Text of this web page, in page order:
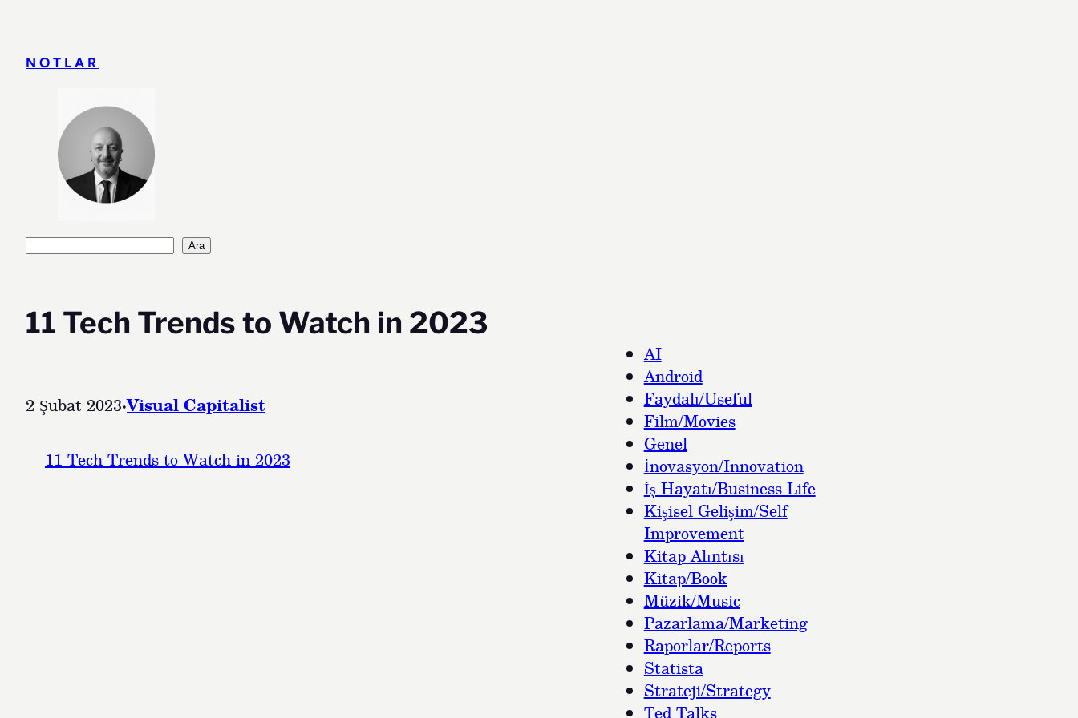
NOTLAR
Ara Ara
11 Tech Trends to Watch in 2023
2 Şubat 2023·Visual Capitalist
11 Tech Trends to Watch in 2023
AI
Android
Faydalı/Useful
Film/Movies
Genel
İnovasyon/Innovation
İş Hayatı/Business Life
Kişisel Gelişim/Self
Improvement
Kitap Alıntısı
Kitap/Book
Müzik/Music
Pazarlama/Marketing
Raporlar/Reports
Statista
Strateji/Strategy
Ted Talks